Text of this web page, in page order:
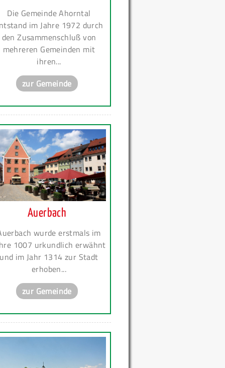
Die Gemeinde Ahorntal
im Jahre 1972 durch
den Zusammenschluß von
mehreren Gemeinden mit
ihren...
zur Gemeinde
Auerbach
wurde erstmals im
1007 urkundlich erwähnt
und im Jahr 1314 zur Stadt
erhoben...
zur Gemeinde